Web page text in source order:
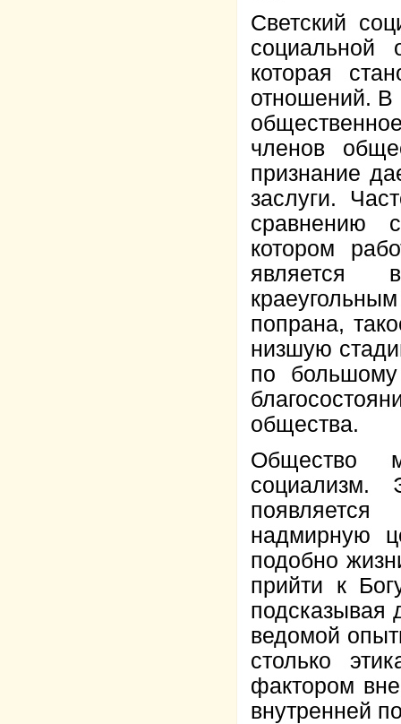
Светский
социальной
которая
отношений. В
членов
признание
заслуги.
сравнению
котором
является
попрана,
низшую
по
общества.
Общество
надмирную
подобно
прийти к
подсказывая
ведомой
столько
фактором
внутренней